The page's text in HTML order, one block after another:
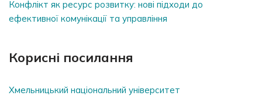
Конфлікт як ресурс розвитку: нові підходи до
ефективної комунікації та управління
Корисні посилання
Хмельницький національний університет